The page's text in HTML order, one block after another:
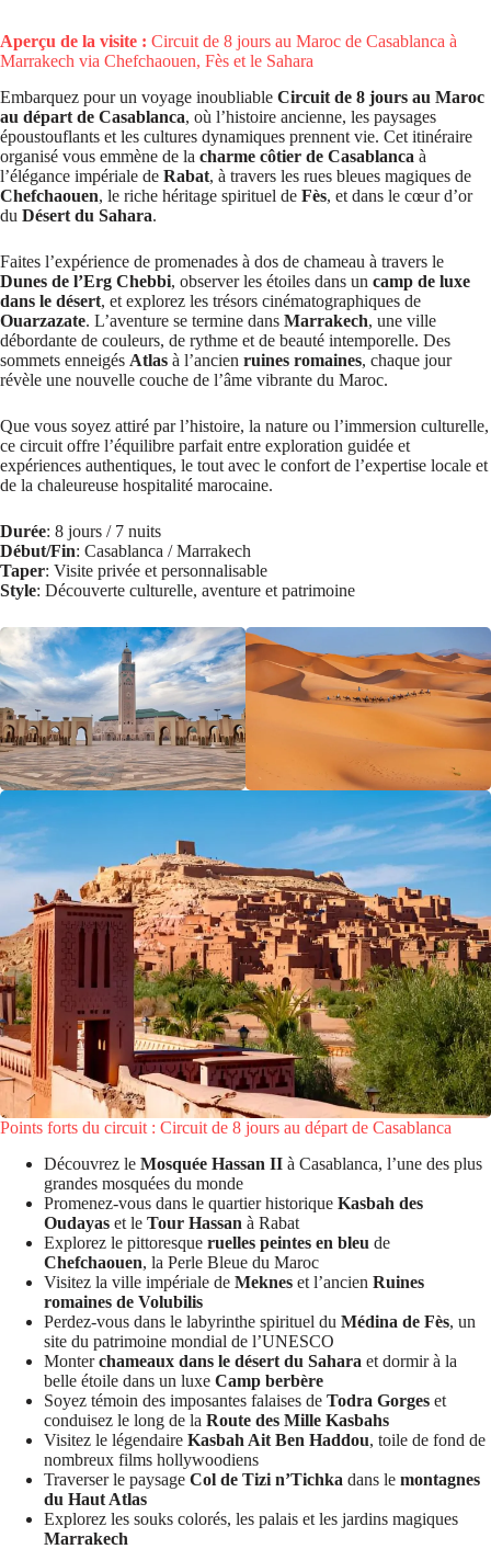
Aperçu de la visite : Circuit de 8 jours au Maroc de Casablanca à
Marrakech via Chefchaouen, Fès et le Sahara
Embarquez pour un voyage inoubliable Circuit de 8 jours au Maroc
au départ de Casablanca, où l’histoire ancienne, les paysages
époustouflants et les cultures dynamiques prennent vie. Cet itinéraire
organisé vous emmène de la charme côtier de Casablanca à
l’élégance impériale de Rabat, à travers les rues bleues magiques de
Chefchaouen, le riche héritage spirituel de Fès, et dans le cœur d’or
du Désert du Sahara.
Faites l’expérience de promenades à dos de chameau à travers le
Dunes de l’Erg Chebbi, observer les étoiles dans un camp de luxe
dans le désert, et explorez les trésors cinématographiques de
Ouarzazate. L’aventure se termine dans Marrakech, une ville
débordante de couleurs, de rythme et de beauté intemporelle. Des
sommets enneigés Atlas à l’ancien ruines romaines, chaque jour
révèle une nouvelle couche de l’âme vibrante du Maroc.
Que vous soyez attiré par l’histoire, la nature ou l’immersion culturelle,
ce circuit offre l’équilibre parfait entre exploration guidée et
expériences authentiques, le tout avec le confort de l’expertise locale et
de la chaleureuse hospitalité marocaine.
Durée: 8 jours / 7 nuits
Début/Fin: Casablanca / Marrakech
Taper: Visite privée et personnalisable
Style: Découverte culturelle, aventure et patrimoine
Points forts du circuit : Circuit de 8 jours au départ de Casablanca
Découvrez le Mosquée Hassan II à Casablanca, l’une des plus
grandes mosquées du monde
Promenez-vous dans le quartier historique Kasbah des
Oudayas et le Tour Hassan à Rabat
Explorez le pittoresque ruelles peintes en bleu de
Chefchaouen, la Perle Bleue du Maroc
Visitez la ville impériale de Meknes et l’ancien Ruines
romaines de Volubilis
Perdez-vous dans le labyrinthe spirituel du Médina de Fès, un
site du patrimoine mondial de l’UNESCO
Monterchameaux dans le désert du Sahara et dormir à la
belle étoile dans un luxe Camp berbère
Soyez témoin des imposantes falaises de Todra Gorges et
conduisez le long de la Route des Mille Kasbahs
Visitez le légendaire Kasbah Ait Ben Haddou, toile de fond de
nombreux films hollywoodiens
Traverser le paysage Col de Tizi n’Tichka dans le montagnes
du Haut Atlas
Explorez les souks colorés, les palais et les jardins magiques
Marrakech